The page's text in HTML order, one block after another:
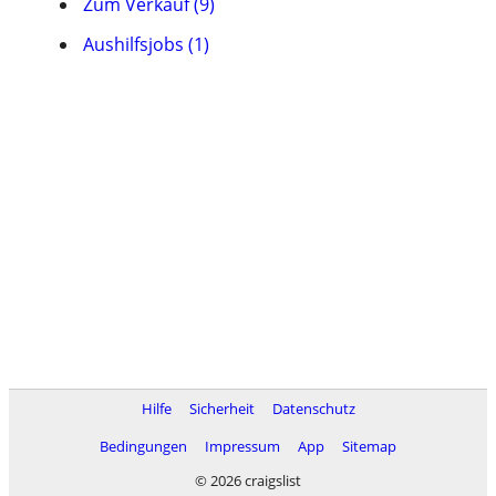
Aushilfsjobs (1)
Hilfe Sicherheit
Datenschutz
Bedingungen
Impressum App
Sitemap
© 2026 craigslist